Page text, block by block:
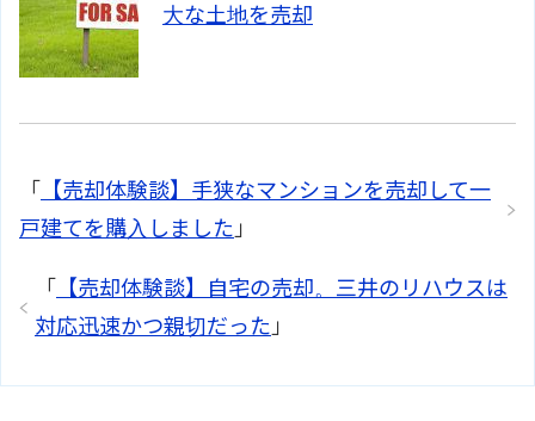
大な土地を売却
「
【売却体験談】手狭なマンションを売却して一
戸建てを購入しました 」
「
【売却体験談】自宅の売却。三井のリハウスは
対応迅速かつ親切だった 」